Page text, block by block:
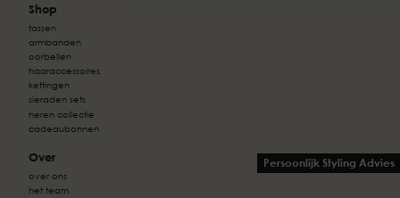
Persoonlijk Styling Advies
Shop
tassen
armbanden
oorbellen
haaraccessoires
kettingen
sieraden sets
heren collectie
cadeaubonnen
Over
over ons
het team